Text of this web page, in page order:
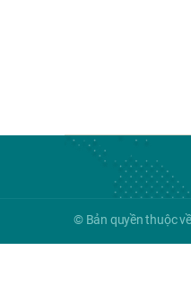
© Bản quyền thuộc